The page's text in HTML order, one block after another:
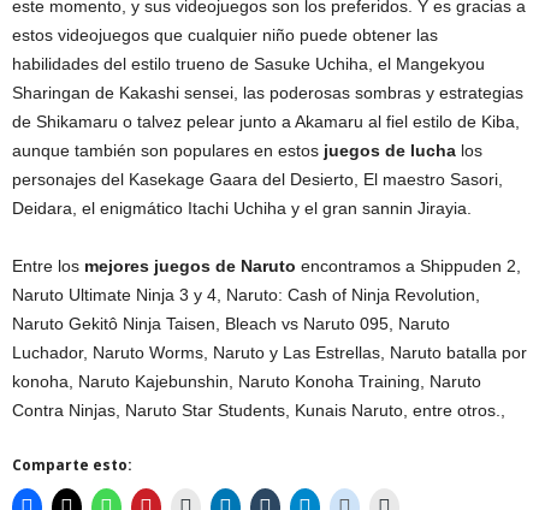
este momento, y sus videojuegos son los preferidos. Y es gracias a
estos videojuegos que cualquier niño puede obtener las
habilidades del estilo trueno de Sasuke Uchiha, el Mangekyou
Sharingan de Kakashi sensei, las poderosas sombras y estrategias
de Shikamaru o talvez pelear junto a Akamaru al fiel estilo de Kiba,
aunque también son populares en estos juegos de lucha los
personajes del Kasekage Gaara del Desierto, El maestro Sasori,
Deidara, el enigmático Itachi Uchiha y el gran sannin Jirayia.
Entre los mejores juegos de Naruto encontramos a Shippuden 2,
Naruto Ultimate Ninja 3 y 4, Naruto: Cash of Ninja Revolution,
Naruto Gekitô Ninja Taisen, Bleach vs Naruto 095, Naruto
Luchador, Naruto Worms, Naruto y Las Estrellas, Naruto batalla por
konoha, Naruto Kajebunshin, Naruto Konoha Training, Naruto
Contra Ninjas, Naruto Star Students, Kunais Naruto, entre otros.,
Comparte esto: